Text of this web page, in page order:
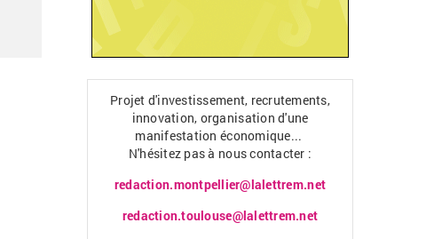
Projet d'investissement, recrutements,
innovation, organisation d'une
manifestation économique...
N'hésitez pas à nous contacter :
redaction.montpellier@lalettrem.net
redaction.toulouse@lalettrem.net